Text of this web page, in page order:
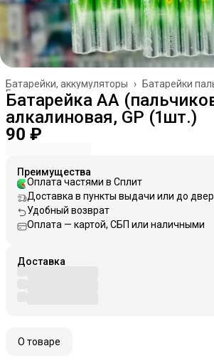
Батарейки
Батарейки, аккумуляторы
›
Главная
Батарейка AA
алкалиновая, GP (1шт.)
90 ₽
Преимущества
Оплата частями в Сплит
Доставка в пункты выдачи или до
Удобный возврат
Оплата — картой, СБП или наличными
Доставка
О товаре